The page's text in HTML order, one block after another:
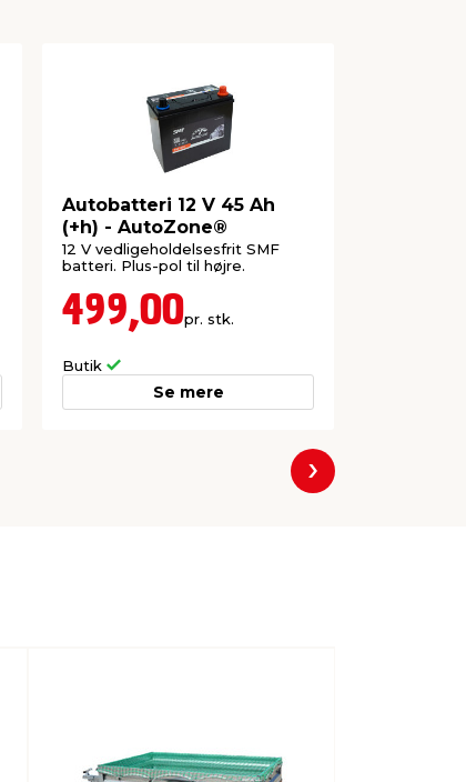
Autobatteri 12 V 45 Ah
(+h) - AutoZone®
12 V vedligeholdelsesfrit SMF
batteri. Plus-pol til højre.
499,00pr. stk.
Butik
Se mere
Næste